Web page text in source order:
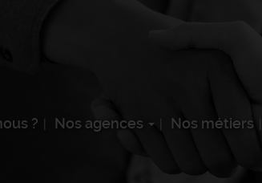
? Nos agences Nos métiers